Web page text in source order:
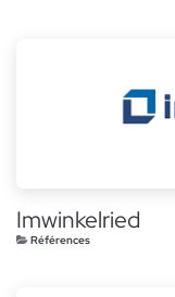
Imwinkelried
Références